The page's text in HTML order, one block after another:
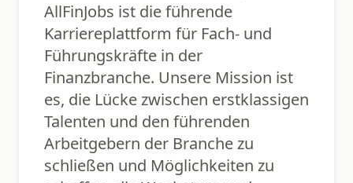
AllFinJobs ist die führende
Karriereplattform für Fach- und
Führungskräfte in der
Finanzbranche. Unsere Mission ist
es, die Lücke zwischen erstklassigen
Talenten und den führenden
Arbeitgebern der Branche zu
schließen und Möglichkeiten zu